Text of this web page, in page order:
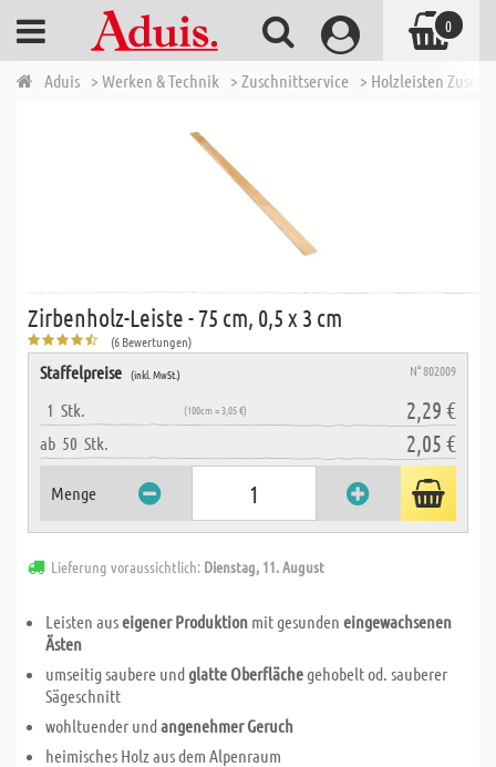
Aduis > Werken & Technik > Zuschnittservice > Holzleisten
Zirbenholz-Leiste - 75 cm, 0,5 x 3 cm
(6 Bewertungen)
Staffelpreise (inkl. MwSt.) N° 802009
1 Stk. (100cm = 3,05 €) 2,29 €
ab 50 Stk. 2,05 €
Menge
Lieferung voraussichtlich: Dienstag, 11. August
Leisten auseigener Produktion mit gesunden eingewachsenen
Ästen
umseitig saubere undglatte Oberflächegehobelt od. sauberer
Sägeschnitt
wohltuender undangenehmer Geruch
heimisches Holz aus dem Alpenraum
0